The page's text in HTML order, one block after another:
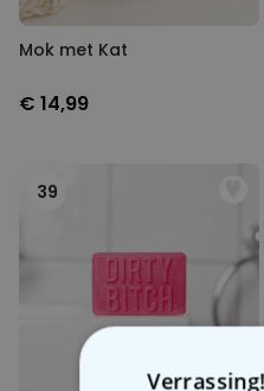
Mok met Kat
€ 14,99
39